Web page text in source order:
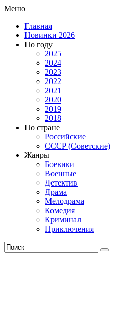
Меню
Главная
Новинки 2026
По году
2025
2024
2023
2022
2021
2020
2019
2018
По стране
Российские
СССР (Советские)
Жанры
Боевики
Военные
Детектив
Драма
Мелодрама
Комедия
Криминал
Приключения